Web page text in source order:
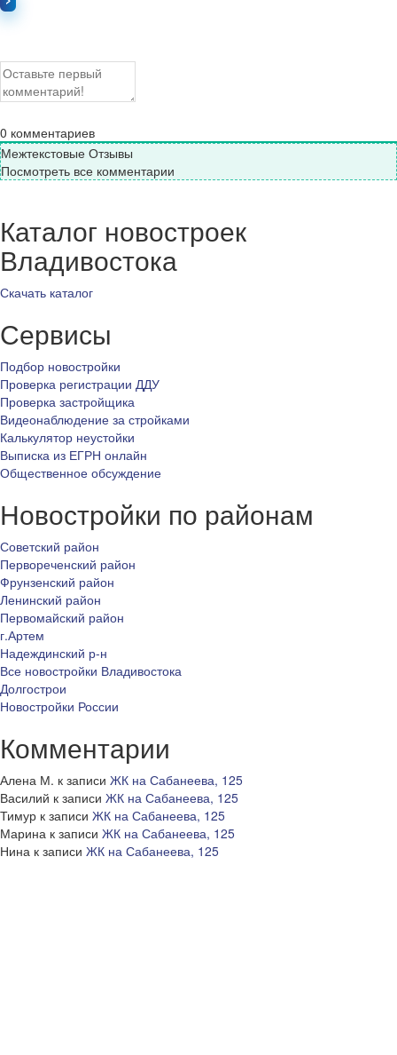
0 комментариев
Межтекстовые Отзывы
Посмотреть все комментарии
Каталог новостроек
Владивостока
Скачать каталог
Сервисы
Подбор новостройки
Проверка регистрации ДДУ
Проверка застройщика
Видеонаблюдение за стройками
Калькулятор неустойки
Выписка из ЕГРН онлайн
Общественное обсуждение
Новостройки по районам
Советский район
Первореченский район
Фрунзенский район
Ленинский район
Первомайский район
г.Артем
Надеждинский р-н
Все новостройки Владивостока
Долгострои
Новостройки России
Комментарии
Алена М. к записи ЖК на Сабанеева, 125
Василий к записи ЖК на Сабанеева, 125
Тимур к записи ЖК на Сабанеева, 125
Марина к записи ЖК на Сабанеева, 125
Нина к записи ЖК на Сабанеева, 125